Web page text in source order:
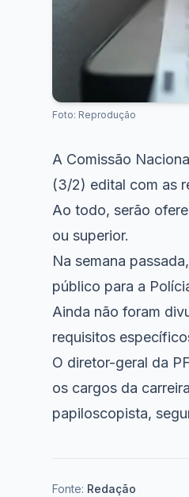
Foto: Reprodução
A Comissão
(3/2) edital com as
Ao todo, serão
ou superior.
Na semana
público para a
Ainda não foram
requisitos
O diretor-geral da
os cargos da
papiloscopista,
Fonte: Redação